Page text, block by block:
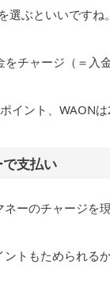
ぶといいですね。
チャージ（＝入
ント、WAONは
支払い
ーのチャージを
トもためられるか